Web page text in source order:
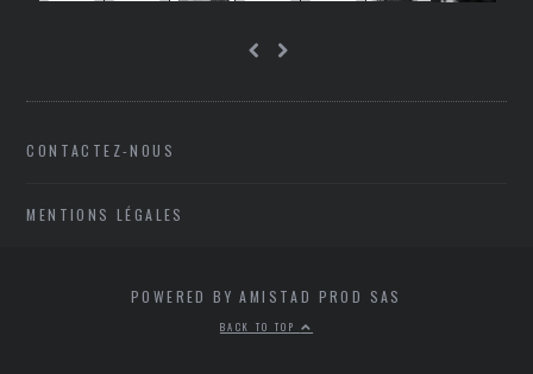
CONTACTEZ-NOUS
MENTIONS LÉGALES
POWERED BY AMISTAD PROD SAS
BACK TO TOP